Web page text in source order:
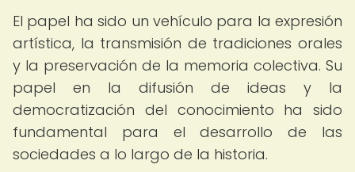
El papel ha sido un vehículo para la expresión
artística, la transmisión de tradiciones orales
y la preservación de la memoria colectiva. Su
papel en la difusión de ideas y la
democratización del conocimiento ha sido
fundamental para el desarrollo de las
sociedades a lo largo de la historia.